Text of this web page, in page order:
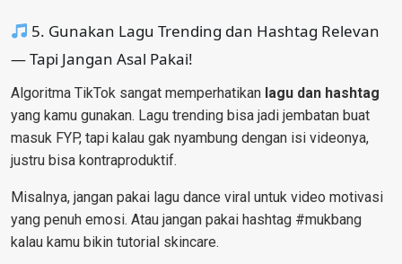
5. Gunakan Lagu Trending dan Hashtag Relevan
— Tapi Jangan Asal Pakai!
Algoritma TikTok sangat memperhatikan lagu dan hashtag
yang kamu gunakan. Lagu trending bisa jadi jembatan buat
masuk FYP, tapi kalau gak nyambung dengan isi videonya,
justru bisa kontraproduktif.
Misalnya, jangan pakai lagu dance viral untuk video motivasi
yang penuh emosi. Atau jangan pakai hashtag #mukbang
kalau kamu bikin tutorial skincare.